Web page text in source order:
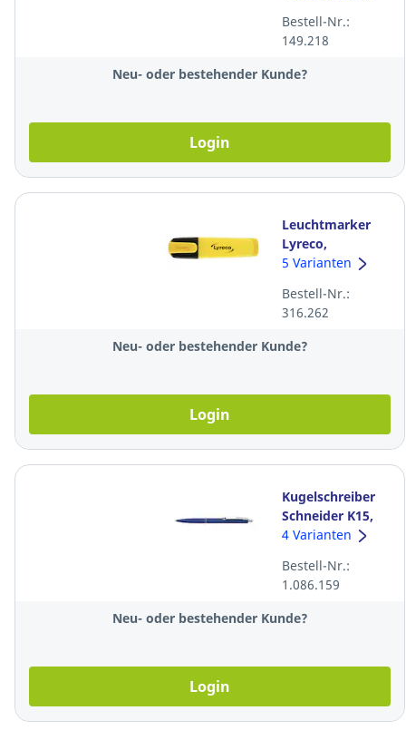
Strichbreite 2-5
mm, gelb
Bestell-Nr.:
149.218
Neu- oder bestehender Kunde?
Login
Leuchtmarker
Lyreco,
Keilspitze,
mm, gelb
5 Varianten
Bestell-Nr.:
316.262
Neu- oder bestehender Kunde?
Login
Kugelschreiber
Schneider K15,
Strichbreite 0,5
4 Varianten
Bestell-Nr.:
1.086.159
Neu- oder bestehender Kunde?
Login